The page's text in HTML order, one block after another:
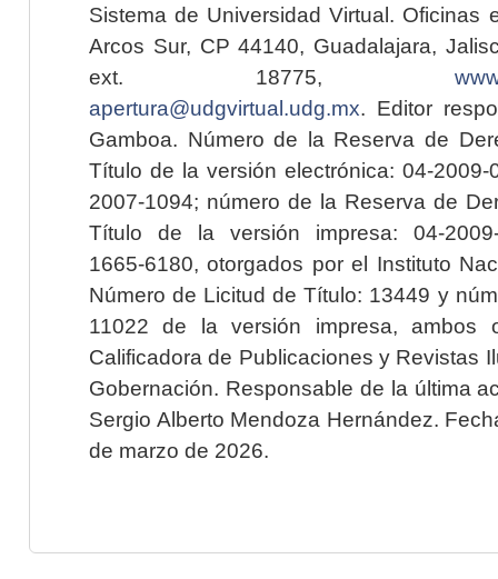
Sistema de Universidad Virtual. Oficinas
Arcos Sur, CP 44140, Guadalajara,
ext. 18775,
apertura@udgvirtual.udg.mx. Editor
Gamboa. Número de la Reserva de
Título de la versión electrónica: 04-2009-
2007-1094; número de la Reserva de
Título de la versión impresa: 04-2009-
1665-6180, otorgados por el Instituto
Número de Licitud de Título: 13449 y
11022 de la versión impresa, ambos
Calificadora de Publicaciones y Revistas
Gobernación. Responsable de la última
Sergio Alberto Mendoza Hernández.
de marzo de 2026.